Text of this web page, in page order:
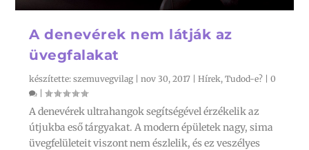
A denevérek nem látják az
üvegfalakat
készítette:szemuvegvilag |nov 30, 2017 |Hírek,Tudod-e? |0
|
A denevérek ultrahangok segítségével érzékelik az
útjukba eső tárgyakat. A modern épületek nagy, sima
üvegfelületeit viszont nem észlelik, és ez veszélyes